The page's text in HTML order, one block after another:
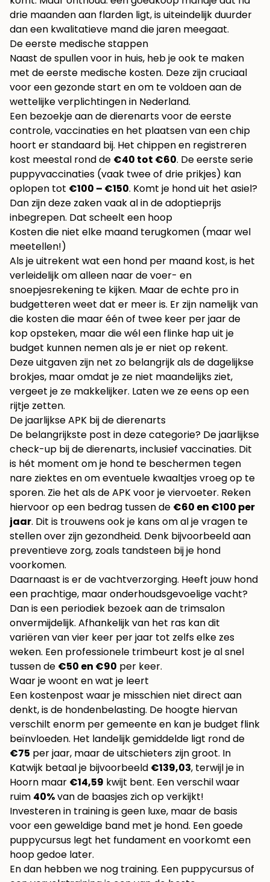
drie maanden aan flarden ligt, is uiteindelijk duurder
dan een kwalitatieve mand die jaren meegaat.
De eerste medische stappen
Naast de spullen voor in huis, heb je ook te maken
met de eerste medische kosten. Deze zijn cruciaal
voor een gezonde start en om te voldoen aan de
wettelijke verplichtingen in Nederland.
Een bezoekje aan de dierenarts voor de eerste
controle, vaccinaties en het plaatsen van een chip
hoort er standaard bij. Het chippen en registreren
kost meestal rond de €40 tot €60. De eerste serie
puppyvaccinaties (vaak twee of drie prikjes) kan
oplopen tot €100 – €150. Komt je hond uit het asiel?
Dan zijn deze zaken vaak al in de adoptieprijs
inbegrepen. Dat scheelt een hoop
Kosten die niet elke maand terugkomen (maar wel
meetellen!)
Als je uitrekent wat een hond per maand kost, is het
verleidelijk om alleen naar de voer- en
snoepjesrekening te kijken. Maar de echte pro in
budgetteren weet dat er meer is. Er zijn namelijk van
die kosten die maar één of twee keer per jaar de
kop opsteken, maar die wél een flinke hap uit je
budget kunnen nemen als je er niet op rekent.
Deze uitgaven zijn net zo belangrijk als de dagelijkse
brokjes, maar omdat je ze niet maandelijks ziet,
vergeet je ze makkelijker. Laten we ze eens op een
rijtje zetten.
De jaarlijkse APK bij de dierenarts
De belangrijkste post in deze categorie? De jaarlijkse
check-up bij de dierenarts, inclusief vaccinaties. Dit
is hét moment om je hond te beschermen tegen
nare ziektes en om eventuele kwaaltjes vroeg op te
sporen. Zie het als de APK voor je viervoeter. Reken
hiervoor op een bedrag tussen de €60 en €100 per
jaar. Dit is trouwens ook je kans om al je vragen te
stellen over zijn gezondheid. Denk bijvoorbeeld aan
preventieve zorg, zoals tandsteen bij je hond
voorkomen.
Daarnaast is er de vachtverzorging. Heeft jouw hond
een prachtige, maar onderhoudsgevoelige vacht?
Dan is een periodiek bezoek aan de trimsalon
onvermijdelijk. Afhankelijk van het ras kan dit
variëren van vier keer per jaar tot zelfs elke zes
weken. Een professionele trimbeurt kost je al snel
tussen de €50 en €90 per keer.
Waar je woont en wat je leert
Een kostenpost waar je misschien niet direct aan
denkt, is de hondenbelasting. De hoogte hiervan
verschilt enorm per gemeente en kan je budget flink
beïnvloeden. Het landelijk gemiddelde ligt rond de
€75 per jaar, maar de uitschieters zijn groot. In
Katwijk betaal je bijvoorbeeld €139,03, terwijl je in
Hoorn maar €14,59 kwijt bent. Een verschil waar
ruim 40%van de baasjes zich op verkijkt!
Investeren in training is geen luxe, maar de basis
voor een geweldige band met je hond. Een goede
puppycursus legt het fundament en voorkomt een
hoop gedoe later.
En dan hebben we nog training. Een puppycursus of